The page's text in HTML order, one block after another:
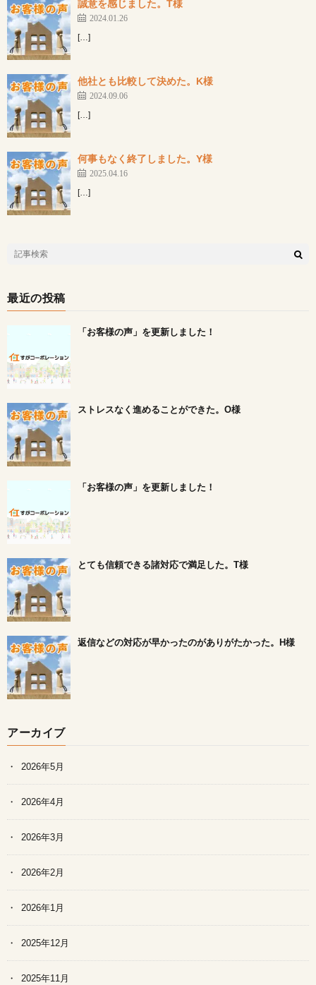
誠意を感じました。T様
2024.01.26
[…]
他社とも比較して決めた。K様
2024.09.06
[…]
何事もなく終了しました。Y様
2025.04.16
[…]
最近の投稿
「お客様の声」を更新しました！
ストレスなく進めることができた。O様
「お客様の声」を更新しました！
とても信頼できる諸対応で満足した。T様
返信などの対応が早かったのがありがたかった。H様
アーカイブ
2026年5月
2026年4月
2026年3月
2026年2月
2026年1月
2025年12月
2025年11月